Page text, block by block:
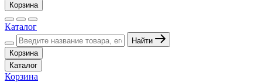
Корзина
Каталог
Найти
Корзина
Каталог
Корзина